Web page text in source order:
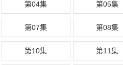
第04集 第05集
第07集 第08集
第10集 第11集